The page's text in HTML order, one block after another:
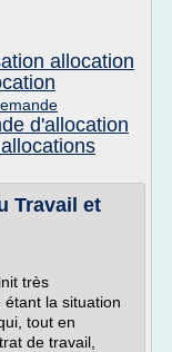
allocation
d'allocation
Travail et
très
la situation
tout en
de travail,